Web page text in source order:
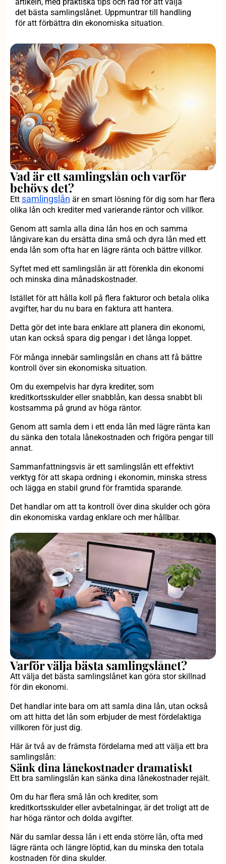
det bästa samlingslånet. Uppmuntrar till handling
för att förbättra din ekonomiska situation.
Vad är ett samlingslån och varför
behövs det?
Ett samlingslån är en smart lösning för dig som har flera
olika lån och krediter med varierande räntor och villkor.
Genom att samla alla dina lån hos en och samma
långivare kan du ersätta dina små och dyra lån med ett
enda lån som ofta har en lägre ränta och bättre villkor.
Syftet med ett samlingslån är att förenkla din ekonomi
och minska dina månadskostnader.
Istället för att hålla koll på flera fakturor och betala olika
avgifter, har du nu bara en faktura att hantera.
Detta gör det inte bara enklare att planera din ekonomi,
utan kan också spara dig pengar i det långa loppet.
För många innebär samlingslån en chans att få bättre
kontroll över sin ekonomiska situation.
Om du exempelvis har dyra krediter, som
kreditkortsskulder eller snabblån, kan dessa snabbt bli
kostsamma på grund av höga räntor.
Genom att samla dem i ett enda lån med lägre ränta kan
du sänka den totala lånekostnaden och frigöra pengar till
annat.
Sammanfattningsvis är ett samlingslån ett effektivt
verktyg för att skapa ordning i ekonomin, minska stress
och lägga en stabil grund för framtida sparande.
Det handlar om att ta kontroll över dina skulder och göra
din ekonomiska vardag enklare och mer hållbar.
Varför välja bästa samlingslånet?
Att välja det bästa samlingslånet kan göra stor skillnad
för din ekonomi.
Det handlar inte bara om att samla dina lån, utan också
om att hitta det lån som erbjuder de mest fördelaktiga
villkoren för just dig.
Här är två av de främsta fördelarna med att välja ett bra
samlingslån:
Sänk dina lånekostnader dramatiskt
Ett bra samlingslån kan sänka dina lånekostnader rejält.
Om du har flera små lån och krediter, som
kreditkortsskulder eller avbetalningar, är det troligt att de
har höga räntor och dolda avgifter.
När du samlar dessa lån i ett enda större lån, ofta med
lägre ränta och längre löptid, kan du minska den totala
kostnaden för dina skulder.